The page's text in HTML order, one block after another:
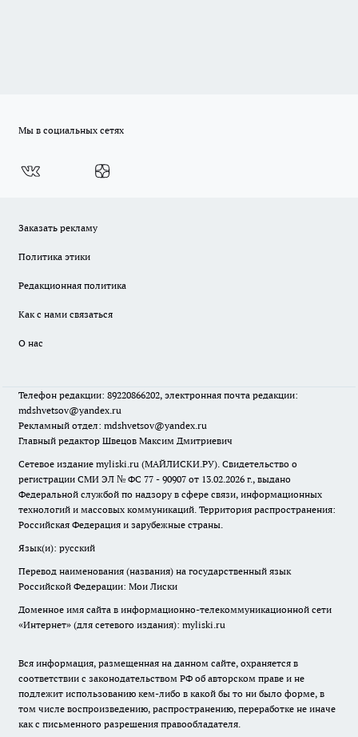
Мы в социальных сетях
Заказать рекламу
Политика этики
Редакционная политика
Как с нами связаться
О нас
Телефон редакции: 89220866202, электронная почта редакции:
mdshvetsov@yandex.ru
Рекламный отдел: mdshvetsov@yandex.ru
Главный редактор Швецов Максим Дмитриевич
Сетевое издание myliski.ru (МАЙЛИСКИ.РУ). Свидетельство о
регистрации СМИ ЭЛ № ФС 77 - 90907 от 13.02.2026 г., выдано
Федеральной службой по надзору в сфере связи, информационных
технологий и массовых коммуникаций. Территория распространения:
Российская Федерация и зарубежные страны.
Язык(и): русский
Перевод наименования (названия) на государственный язык
Российской Федерации: Мои Лиски
Доменное имя сайта в информационно-телекоммуникационной сети
«Интернет» (для сетевого издания): myliski.ru
Вся информация, размещенная на данном сайте, охраняется в
соответствии с законодательством РФ об авторском праве и не
подлежит использованию кем-либо в какой бы то ни было форме, в
том числе воспроизведению, распространению, переработке не иначе
как с письменного разрешения правообладателя.